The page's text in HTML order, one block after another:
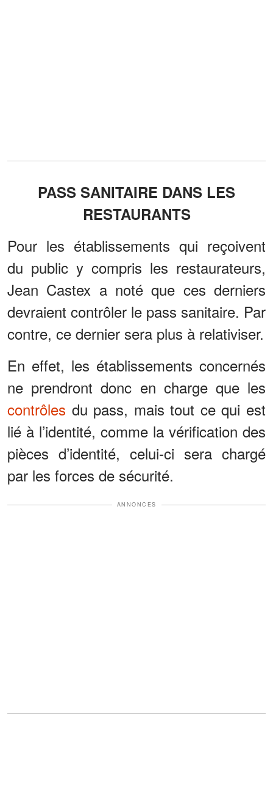
PASS SANITAIRE DANS LES
RESTAURANTS
Pour les établissements qui reçoivent
du public y compris les restaurateurs,
Jean Castex a noté que ces derniers
devraient contrôler le pass sanitaire. Par
contre, ce dernier sera plus à relativiser.
En effet, les établissements concernés
ne prendront donc en charge que les
contrôles du pass, mais tout ce qui est
lié à l’identité, comme la vérification des
pièces d’identité, celui-ci sera chargé
par les forces de sécurité.
ANNONCES